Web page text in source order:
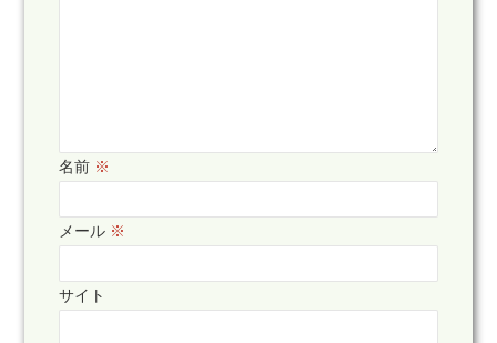
名前 ※
メール ※
サイト